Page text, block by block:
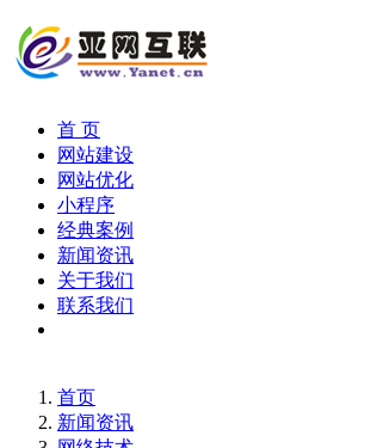
首 页
网站建设
网站优化
小程序
经典案例
新闻资讯
关于我们
联系我们
首页
新闻资讯